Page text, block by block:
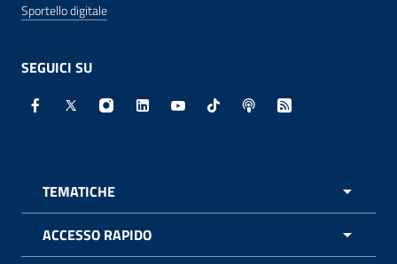
Sportello digitale
SEGUICI SU
Facebook - Sito esterno - Apertura in nuova finestra
X - Sito esterno - Apertura in nuova finestra
Instagram - Sito esterno - Apertura in
Linkedin - Sito esterno - Apertura in
Youtube - Sito esterno -
TikTok - Sito esterno -
Spreaker - Sito
Feed RSS -
TEMATICHE
ACCESSO RAPIDO